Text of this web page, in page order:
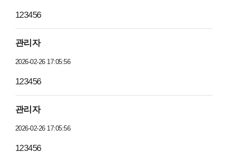
123456
관리자
2026-02-26 17:05:56
123456
관리자
2026-02-26 17:05:56
123456